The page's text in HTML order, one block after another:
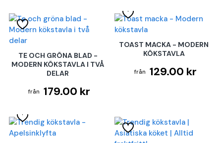
TE OCH GRÖNA BLAD -
MODERN KÖKSTAVLA I TVÅ
DELAR
179.00 kr
TOAST MACKA - MODERN
KÖKSTAVLA
129.00 kr